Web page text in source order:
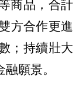
商品，合計
方合作更進
；持續壯大
願景。